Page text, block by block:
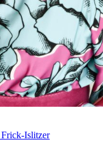
Frick-Islitzer